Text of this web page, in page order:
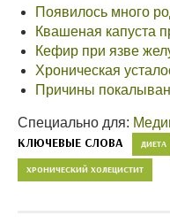
Появилось много
Квашеная капуста
Кефир при язве
Хроническая
Причины
Специально для:
КЛЮЧЕВЫЕ СЛОВА ДИЕТА
ХРОНИЧЕСКИЙ ХОЛЕЦИСТИТ